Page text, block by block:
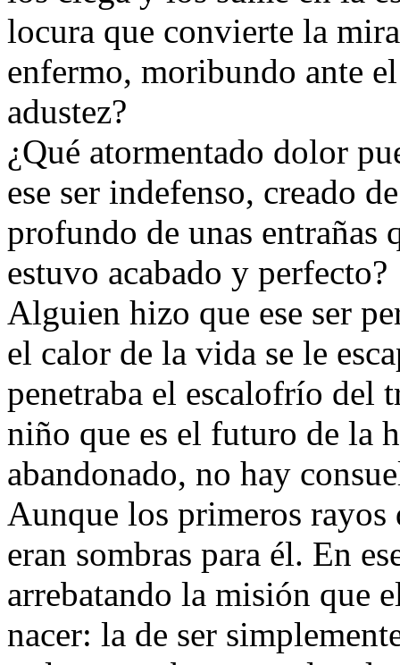
locura que convierte la
enfermo, moribundo ante
adustez?
¿Qué atormentado dolor
ese ser indefenso, creado
profundo de unas entrañas
estuvo acabado y perfecto?
Alguien hizo que ese ser
el calor de la vida se le
penetraba el escalofrío del
niño que es el futuro de la
abandonado, no hay
Aunque los primeros
eran sombras para él. En
arrebatando la misión que
nacer: la de ser